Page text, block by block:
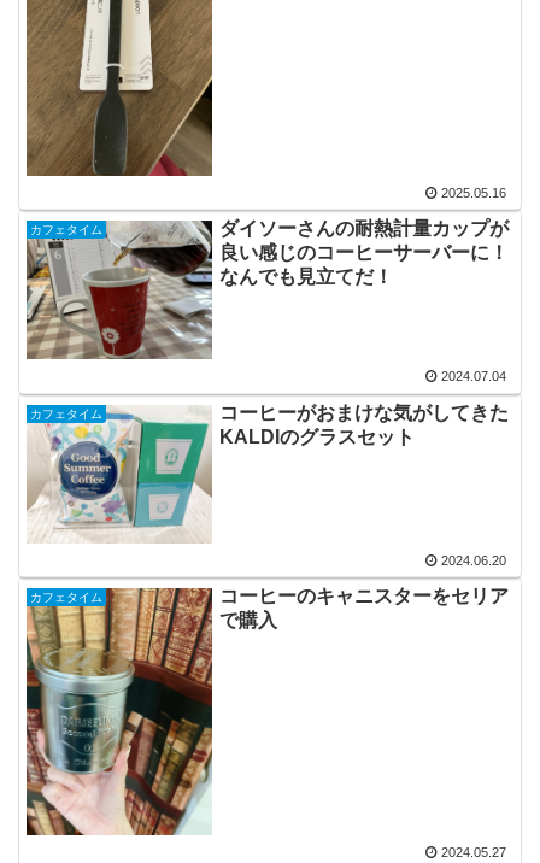
2025.05.16
カフェタイム
ダイソーさんの耐熱計量カップが
良い感じのコーヒーサーバーに！
なんでも見立てだ！
2024.07.04
カフェタイム
コーヒーがおまけな気がしてきた
KALDIのグラスセット
2024.06.20
カフェタイム
コーヒーのキャニスターをセリア
で購入
2024.05.27